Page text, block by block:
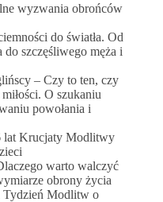
wyzwania obrońców
do światła. Od
do szczęśliwego męża i
– Czy to ten, czy
O szukaniu
powołania i
lat Krucjaty Modlitwy
warto walczyć
obrony życia
Tydzień Modlitw o